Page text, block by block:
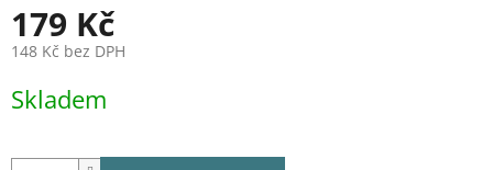
179 Kč
148 Kč bez DPH
cena:
Skladem